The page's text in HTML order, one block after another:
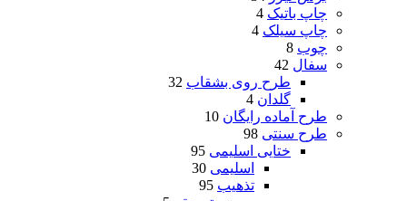
چاپ باتیک 4
چاپ سیلک 4
چوب 8
سفال 42
طرح روی بشقاب 32
گلدان 4
طرح آماده رایگان 10
طرح سنتی 98
ختایی اسلیمی 95
اسلیمی 30
تذهیب 95